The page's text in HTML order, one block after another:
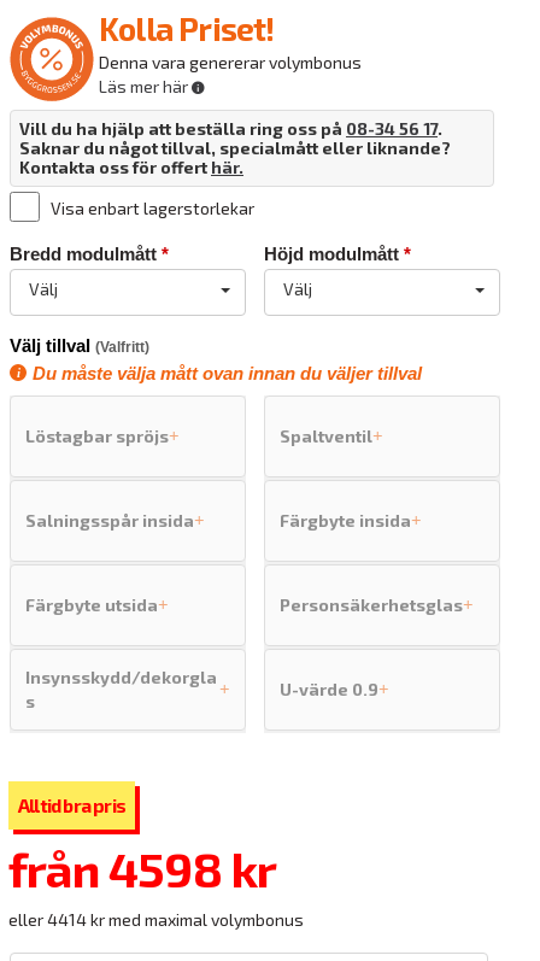
Kolla Priset!
Denna vara genererar volymbonus
Läs mer här
Vill du ha hjälp att beställa ring oss på 08-34 56 17.
Saknar du något tillval, specialmått eller liknande?
Kontakta oss för offert här.
Visa enbart lagerstorlekar
Bredd modulmått *
Välj
Höjd modulmått *
Välj
Välj tillval (Valfritt)
Du måste välja mått ovan innan du väljer tillval
Löstagbar spröjs+ Spaltventil+
Salningsspår insida+ Färgbyte insida+
Färgbyte utsida+ Personsäkerhetsglas+
Insynsskydd/dekorgla
s
+ U-värde 0.9+
från4598 kr
eller 4414 kr med maximal volymbonus